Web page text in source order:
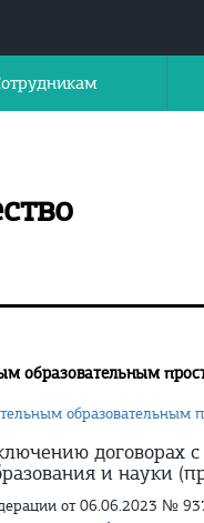
образовательным
образовательным
договорах
и науки
от 06.06.2023 №